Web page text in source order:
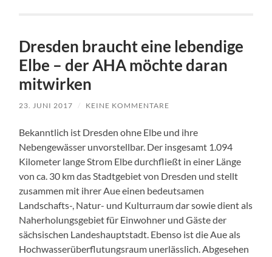
Dresden braucht eine lebendige
Elbe – der AHA möchte daran
mitwirken
23. JUNI 2017 / KEINE KOMMENTARE
Bekanntlich ist Dresden ohne Elbe und ihre
Nebengewässer unvorstellbar. Der insgesamt 1.094
Kilometer lange Strom Elbe durchfließt in einer Länge
von ca. 30 km das Stadtgebiet von Dresden und stellt
zusammen mit ihrer Aue einen bedeutsamen
Landschafts-, Natur- und Kulturraum dar sowie dient als
Naherholungsgebiet für Einwohner und Gäste der
sächsischen Landeshauptstadt. Ebenso ist die Aue als
Hochwasserüberflutungsraum unerlässlich. Abgesehen